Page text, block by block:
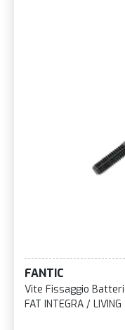
FANTIC
Vite Fissaggio
FAT INTEGRA / LIVING